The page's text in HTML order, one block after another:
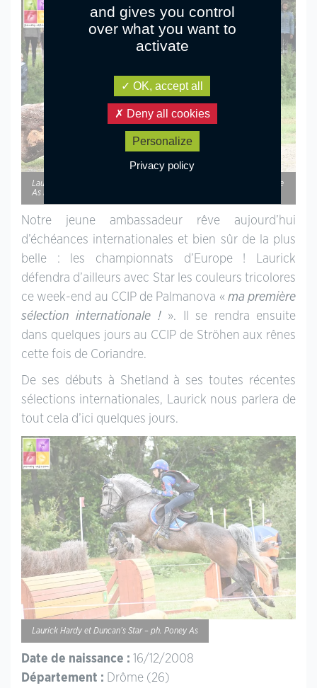
Laurick Hardy et Duncan’s Star sur le cross du championnat de France
As Elite – ph. Poney As
Notre jeune ambassadeur rêve aujourd’hui
d’échéances internationales et bien sûr de la plus
belle : les championnats d’Europe ! Laurick
défendra d’ailleurs avec Star les couleurs tricolores
ce week-end au CCIP de Palmanova « ma première
sélection internationale !». Il se rendra ensuite
dans quelques jours au CCIP de Ströhen aux rênes
cette fois de Coriandre.
De ses débuts à Shetland à ses toutes récentes
sélections internationales, Laurick nous parlera de
tout cela d’ici quelques jours.
Laurick Hardy et Duncan’s Star – ph. Poney As
Date de naissance : 16/12/2008
Département : Drôme (26)
and gives you control
over what you want to
activate
OK, accept all
Deny all cookies
Personalize
Privacy policy